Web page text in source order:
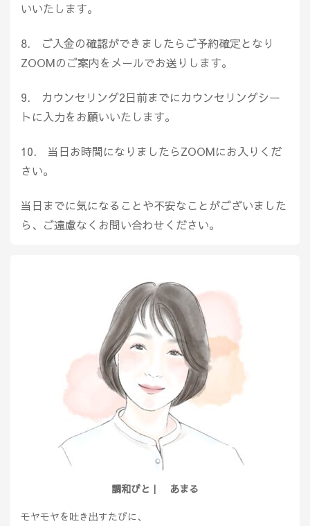
いいたします。
8. ご入金の確認ができましたらご予約確定となり
ZOOMのご案内をメールでお送りします。
9. カウンセリング2日前までにカウンセリングシー
トに入力をお願いいたします。
10. 当日お時間になりましたらZOOMにお入りくだ
さい。
当日までに気になることや不安なことがございました
ら、ご遠慮なくお問い合わせください。
調和びと｜ あまる
モヤモヤを吐き出すたびに、